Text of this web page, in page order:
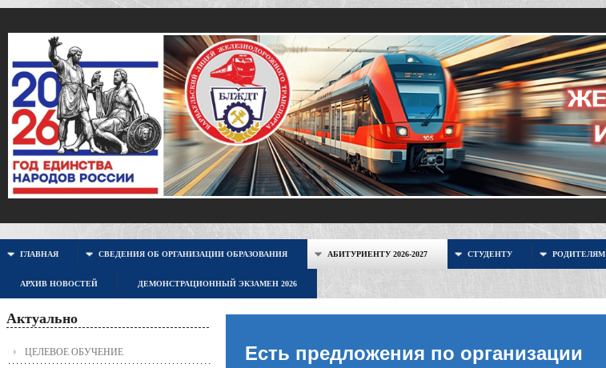
ГЛАВНАЯ СВЕДЕНИЯ ОБ ОРГАНИЗАЦИИ ОБРАЗОВАНИЯ АБИТУРИЕНТУ 2026-2027 СТУДЕНТУ РОДИТЕЛЯМ
АРХИВ НОВОСТЕЙ ДЕМОНСТРАЦИОННЫЙ ЭКЗАМЕН 2026
Актуально
ЦЕЛЕВОЕ ОБУЧЕНИЕ
Есть предложения по организации